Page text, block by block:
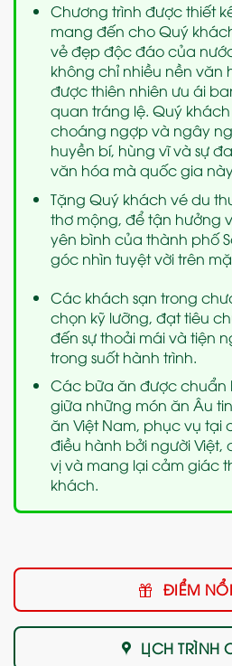
Chương trình được thiết
mang đến cho Quý
vẻ đẹp độc đáo của
không chỉ nhiều nền văn
được thiên nhiên ưu ái
quan tráng lệ. Quý khách
choáng ngợp và ngây
huyền bí, hùng vĩ và sự
văn hóa mà quốc gia
Tặng Quý khách vé du
thơ mộng, để tận hưởng
yên bình của thành phố
góc nhìn tuyệt vời trên
Các khách sạn trong
chọn kỹ lưỡng, đạt tiêu
đến sự thoải mái và tiện
trong suốt hành trình.
Các bữa ăn được chuẩn
giữa những món ăn Âu
ăn Việt Nam, phục vụ
điều hành bởi người
vị và mang lại cảm giác
khách.
ĐIỂM
LỊCH TRÌNH